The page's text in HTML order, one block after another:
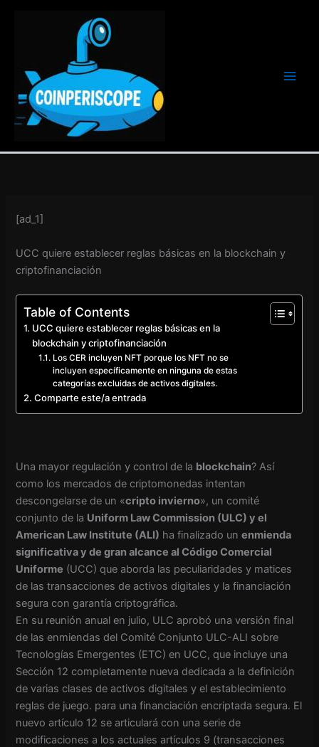
[ad_1]
UCC quiere establecer reglas básicas en la blockchain y
criptofinanciación
Table of Contents
UCC quiere establecer reglas básicas en la
blockchain y criptofinanciación
Los CER incluyen NFT porque los NFT no se
incluyen específicamente en ninguna de estas
categorías excluidas de activos digitales.
Comparte este/a entrada
Una mayor regulación y control de la blockchain? Así
como los mercados de criptomonedas intentan
descongelarse de un «cripto invierno», un comité
conjunto de la Uniform Law Commission (ULC) y el
American Law Institute (ALI) ha finalizado unenmienda
significativa y de gran alcance al Código Comercial
Uniforme (UCC) que aborda las peculiaridades y matices
de las transacciones de activos digitales y la financiación
segura con garantía criptográfica.
En su reunión anual en julio, ULC aprobó una versión final
de las enmiendas del Comité Conjunto ULC-ALI sobre
Tecnologías Emergentes (ETC) en UCC, que incluye una
Sección 12 completamente nueva dedicada a la definición
de varias clases de activos digitales y el establecimiento
reglas de juego. para una financiación encriptada segura. El
nuevo artículo 12 se articulará con una serie de
modificaciones a los actuales artículos 9 (transacciones